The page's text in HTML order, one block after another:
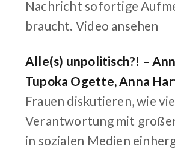
Nachricht sofortige
braucht. Video ansehen
Alle(s) unpolitisch?! –
Tupoka Ogette, Anna
Frauen diskutieren, wie
Verantwortung mit
in sozialen Medien